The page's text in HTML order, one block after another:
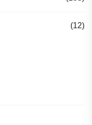
(12)